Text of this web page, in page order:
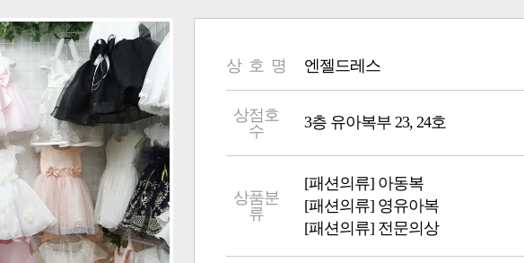
상 호 명 엔젤드레스
상점호
수
3층 유아복부 23, 24호
상품분
류
[패션의류] 아동복
[패션의류] 영유아복
[패션의류] 전문의상